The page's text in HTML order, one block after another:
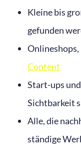
Kleine bis
gefunden
Content
Start-ups
Sichtbarkeit
Alle, die
ständige